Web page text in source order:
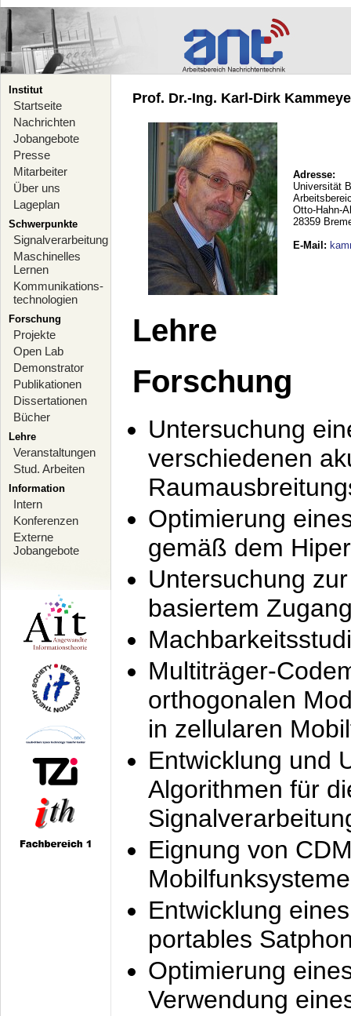
Institut
Startseite
Nachrichten
Jobangebote
Presse
Mitarbeiter
Über uns
Lageplan
Schwerpunkte
Signalverarbeitung
Maschinelles
Lernen
Kommunikations-
technologien
Forschung
Projekte
Open Lab
Demonstrator
Publikationen
Dissertationen
Bücher
Lehre
Veranstaltungen
Stud. Arbeiten
Information
Intern
Konferenzen
Externe
Jobangebote
Prof. Dr.-Ing. Karl-Dirk
Adresse:
Universität
Otto-Hahn-
28359
E-Mail :
Lehre
Forschung
Untersuchung
verschiedenen
Optimierung
gemäß dem
Untersuchung
basiertem
Multiträger-
orthogonalen
in zellularen
Entwicklung und
Algorithmen für
Eignung von
Mobilfunksysteme
Entwicklung
portables
Optimierung
Verwendung